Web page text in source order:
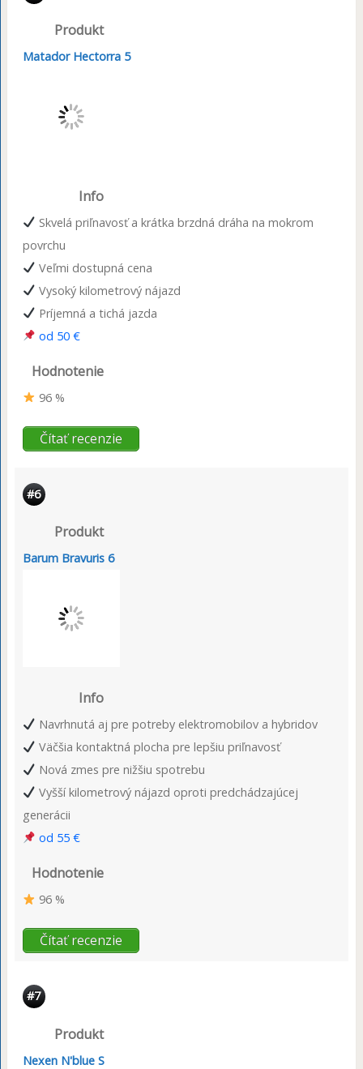
Produkt
Matador Hectorra 5
Info
Skvelá priľnavosť a krátka brzdná dráha na mokrom
povrchu
Veľmi dostupná cena
Vysoký kilometrový nájazd
Príjemná a tichá jazda
od 50 €
Hodnotenie
96 %
Čítať recenzie
#6
Produkt
Barum Bravuris 6
Info
Navrhnutá aj pre potreby elektromobilov a hybridov
Väčšia kontaktná plocha pre lepšiu priľnavosť
Nová zmes pre nižšiu spotrebu
Vyšší kilometrový nájazd oproti predchádzajúcej
generácii
od 55 €
Hodnotenie
96 %
Čítať recenzie
#7
Produkt
Nexen N'blue S